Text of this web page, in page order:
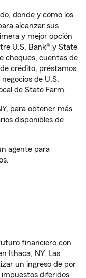
donde y como los
alcanzar sus
y mejor opción
U.S. Bank® y State
cheques, cuentas de
crédito, préstamos
de U.S.
de State Farm.
para obtener más
disponibles de
agente para
financiero con
Ithaca, NY. Las
un ingreso de por
diferidos